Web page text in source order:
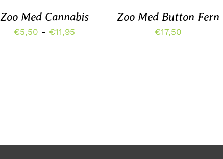
MEERDERE
VARIATIES.
DEZE
Zoo Med Cannabis
€5,50 - €11,95
Zoo Med Button Fern
€17,50